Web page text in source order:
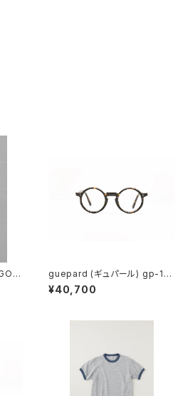
w
guepard (ギュパール) gp-11
ecaille (clear lens) メガネ
¥40,700